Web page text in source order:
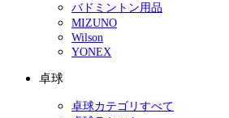
バドミントン用品
MIZUNO
Wilson
YONEX
卓球
卓球カテゴリすべて